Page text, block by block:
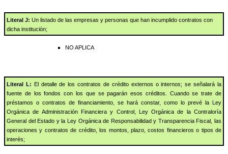
Literal J: Un listado de las empresas y personas que han incumplido contratos con
dicha institución;
NO APLICA
Literal L: El detalle de los contratos de crédito externos o internos; se señalará la
fuente de los fondos con los que se pagarán esos créditos. Cuando se trate de
préstamos o contratos de financiamiento, se hará constar, como lo prevé la Ley
Orgánica de Administración Financiera y Control, Ley Orgánica de la Contraloría
General del Estado y la Ley Orgánica de Responsabilidad y Transparencia Fiscal, las
operaciones y contratos de crédito, los montos, plazo, costos financieros o tipos de
interés;